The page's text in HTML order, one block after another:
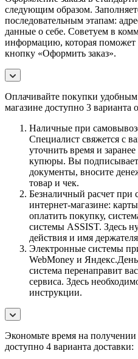
следующим образом.
последовательным этапам:
данные о себе. Советуем в
информацию, которая
кнопку «Оформить заказ».
Оплачивайте покупки
магазине доступно 3 варианта
Наличные при
Специалист свяжется с
уточнить время и
купюры. Вы
документы, вносите
товар и чек.
Безналичный расчет при
интернет-магазине:
оплатить покупку,
системы ASSIST. Здесь
действия и имя
Электронные системы
WebMoney и
система перенаправит
сервиса. Здесь
инструкции.
Экономьте время на получении
доступно 4 варианта доставки: